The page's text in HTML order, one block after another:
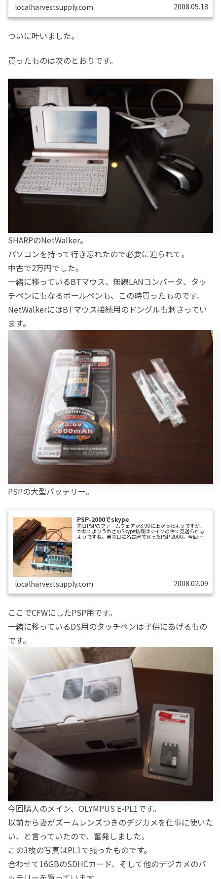
localharvestsupply.com 2008.05.18
ついに叶いました。
買ったものは次のとおりです。
SHARPのNetWalker。
パソコンを持って行き忘れたので必要に迫られて。
中古で2万円でした。
一緒に移っているBTマウス、無線LANコンバータ、タッ
チペンにもなるボールペンも、この時買ったものです。
NetWalkerにはBTマウス接続用のドングルも刺さってい
ます。
PSPの大型バッテリー。
PSP-2000でskype
先日PSPのファームウェアが3.90に上がったようですが、
かねてよりうわさのSkype搭載はマイクの件で見送られる
ようですね。発売日に名古屋で買ったPSP-2000。今回
Skype端末としてNokia N800を買うにあたり、もしうわさ
localharvestsupply.com 2008.02.09
ここでCFWにしたPSP用です。
一緒に移っているDS用のタッチペンは子供にあげるもの
です。
今回購入のメイン、OLYMPUS E-PL1です。
以前から妻がズームレンズつきのデジカメを仕事に使いた
い、と言っていたので、奮発しました。
この3枚の写真はPL1で撮ったものです。
合わせて16GBのSDHCカード、そして他のデジカメのバ